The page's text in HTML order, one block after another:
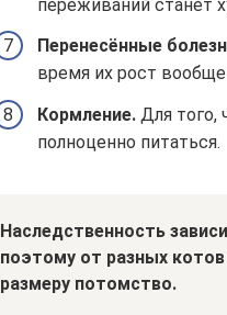
переживаний станет
Перенесённые
время их рост
Кормление. Для того,
полноценно питаться.
Наследственность
поэтому от разных
размеру потомство.